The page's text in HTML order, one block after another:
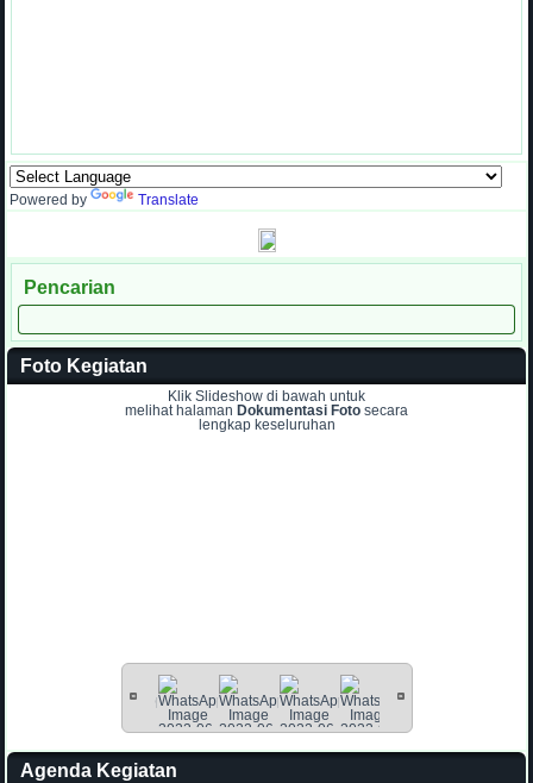
Powered by Translate
Pencarian
Foto Kegiatan
Klik Slideshow di bawah untuk
melihat halaman Dokumentasi Foto secara
lengkap keseluruhan
Agenda Kegiatan